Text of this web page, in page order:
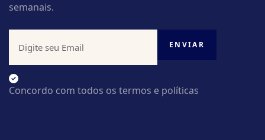
semanais.
Concordo com todos os termos e políticas